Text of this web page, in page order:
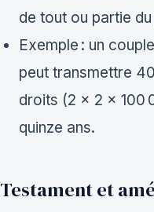
de tout ou partie
Exemple : un
peut transmettre
droits (2 x 2 x 100
quinze ans.
Testament et